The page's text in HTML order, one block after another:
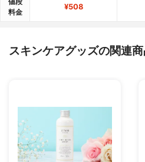
料金
¥508
スキンケアグッズの関連